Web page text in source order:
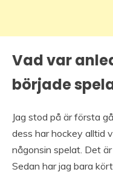
Vad var
började
Jag stod på är första
dess har hockey alltid
någonsin spelat. Det
Sedan har jag bara